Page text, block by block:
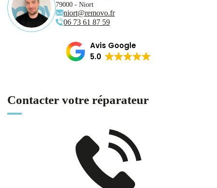
79000 - Niort
niort@removo.fr
06 73 61 87 59
Avis Google
5.0
Contacter votre réparateur